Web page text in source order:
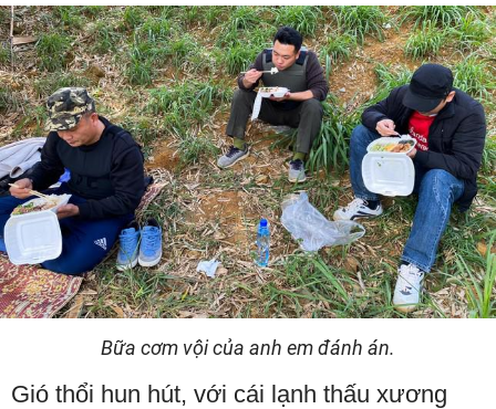
Bữa cơm vội của anh em đánh án.
Gió thổi hun hút, với cái lạnh thấu xương